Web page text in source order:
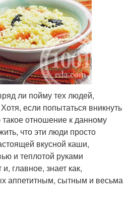
ли пойму тех людей,
если попытаться вникнуть
такое отношение к данному
что эти люди просто
вкусной каши,
и теплотой руками
главное, знает как,
аппетитным, сытным и весьма